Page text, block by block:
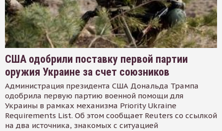
США одобрили поставку первой партии
оружия Украине за счет союзников
Администрация президента США Дональда Трампа
одобрила первую партию военной помощи для
Украины в рамках механизма Priority Ukraine
Requirements List. Об этом сообщает Reuters со ссылкой
на два источника, знакомых с ситуацией